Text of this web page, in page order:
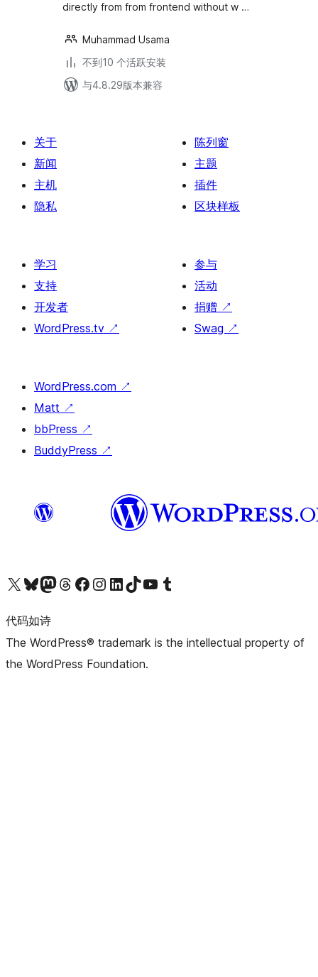
directly from from frontend without w …
Muhammad Usama
不到10 个活跃安装
与4.8.29版本兼容
关于
新闻
主机
隐私
陈列窗
主题
插件
区块样板
学习
支持
开发者
WordPress.tv ↗
参与
活动
捐赠 ↗
Swag ↗
WordPress.com ↗
Matt ↗
bbPress ↗
BuddyPress ↗
关注我们的 X（原 Twitter）账号访问我们的 Bluesky 账号关注我们的 Mastodon 账号访问我们的 Threads 账号 访问我们的 Facebook 公共主页关注我们的 Instagram 账号 关注我们的 LinkedIn 主页访问我们的 TikTok 账号访问我们的 YouTube 频道 访问我们的 Tumblr 账号
代码如诗
The WordPress® trademark is the intellectual property of
the WordPress Foundation.